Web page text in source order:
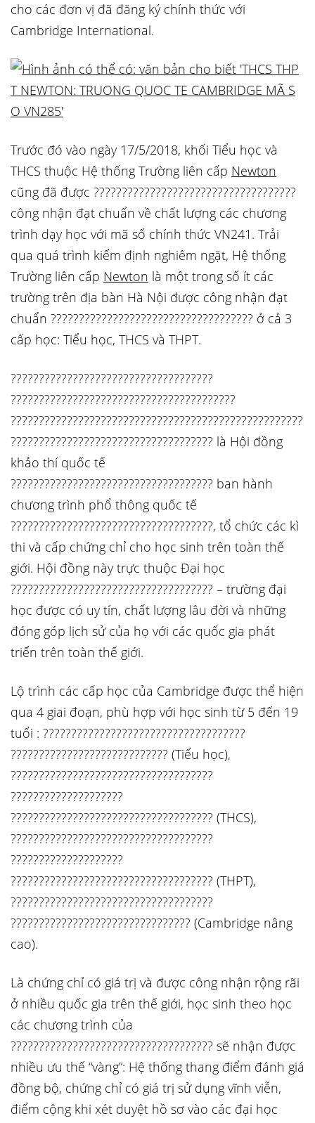
cho các đơn vị đã đăng ký chính thức với
Cambridge International.
Trước đó vào ngày 17/5/2018, khối Tiểu học và
THCS thuộc Hệ thống Trường liên cấp Newton
cũng đã được ????????????????????????????????????
công nhận đạt chuẩn về chất lượng các chương
trình dạy học với mã số chính thức VN241. Trải
qua quá trình kiểm định nghiêm ngặt, Hệ thống
Trường liên cấp Newton là một trong số ít các
trường trên địa bàn Hà Nội được công nhận đạt
chuẩn ???????????????????????????????????? ở cả 3
cấp học: Tiểu học, THCS và THPT.
????????????????????????????????????
????????????????????????????????????????
????????????????????????????????????????????????????
???????????????????????????????????? là Hội đồng
khảo thí quốc tế
???????????????????????????????????? ban hành
chương trình phổ thông quốc tế
????????????????????????????????????, tổ chức các kì
thi và cấp chứng chỉ cho học sinh trên toàn thế
giới. Hội đồng này trực thuộc Đại học
???????????????????????????????????? – trường đại
học được có uy tín, chất lượng lâu đời và những
đóng góp lịch sử của họ với các quốc gia phát
triển trên toàn thế giới.
Lộ trình các cấp học của Cambridge được thể hiện
qua 4 giai đoạn, phù hợp với học sinh từ 5 đến 19
tuổi : ????????????????????????????????????
???????????????????????????? (Tiểu học),
????????????????????????????????????
????????????????????
???????????????????????????????????? (THCS),
????????????????????????????????????
????????????????????
???????????????????????????????????? (THPT),
????????????????????????????????????
???????????????????????????????? (Cambridge nâng
cao).
Là chứng chỉ có giá trị và được công nhận rộng rãi
ở nhiều quốc gia trên thế giới, học sinh theo học
các chương trình của
???????????????????????????????????? sẽ nhận được
nhiều ưu thế “vàng”: Hệ thống thang điểm đánh giá
đồng bộ, chứng chỉ có giá trị sử dụng vĩnh viễn,
điểm cộng khi xét duyệt hồ sơ vào các đại học